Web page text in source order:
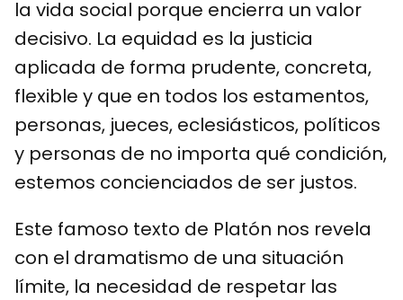
la vida social porque encierra un valor
decisivo. La equidad es la justicia
aplicada de forma prudente, concreta,
flexible y que en todos los estamentos,
personas, jueces, eclesiásticos, políticos
y personas de no importa qué condición,
estemos concienciados de ser justos.
Este famoso texto de Platón nos revela
con el dramatismo de una situación
límite, la necesidad de respetar las